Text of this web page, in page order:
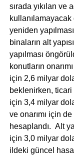
sırada yıkılan ve
yeniden
binaların alt
yapılması
konutların
için 2,6 milyar
beklenirken, ticari
için 3,4 milyar
ve onarımı için
hesaplandı. Alt
için 3,0 milyar
ildeki güncel